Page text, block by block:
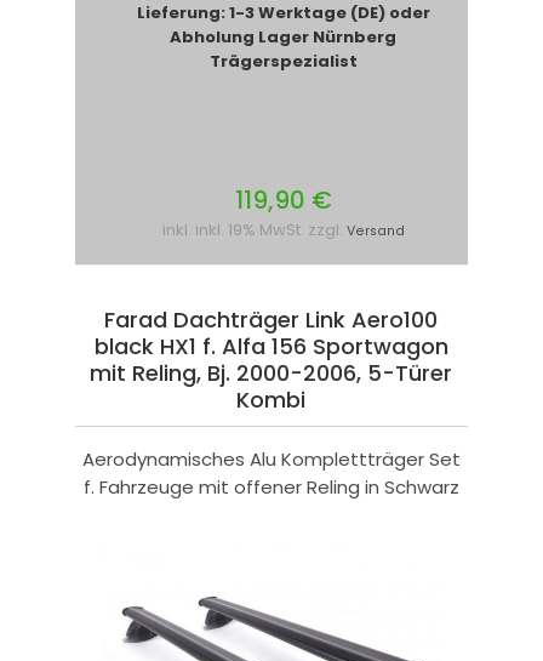
Lieferung: 1-3 Werktage (DE) oder
Abholung Lager Nürnberg
Trägerspezialist
119,90 €
inkl. inkl. 19% MwSt. zzgl. Versand
Farad Dachträger Link Aero100
black HX1 f. Alfa 156 Sportwagon
mit Reling, Bj. 2000-2006, 5-Türer
Kombi
Aerodynamisches Alu Komplettträger Set
f. Fahrzeuge mit offener Reling in Schwarz